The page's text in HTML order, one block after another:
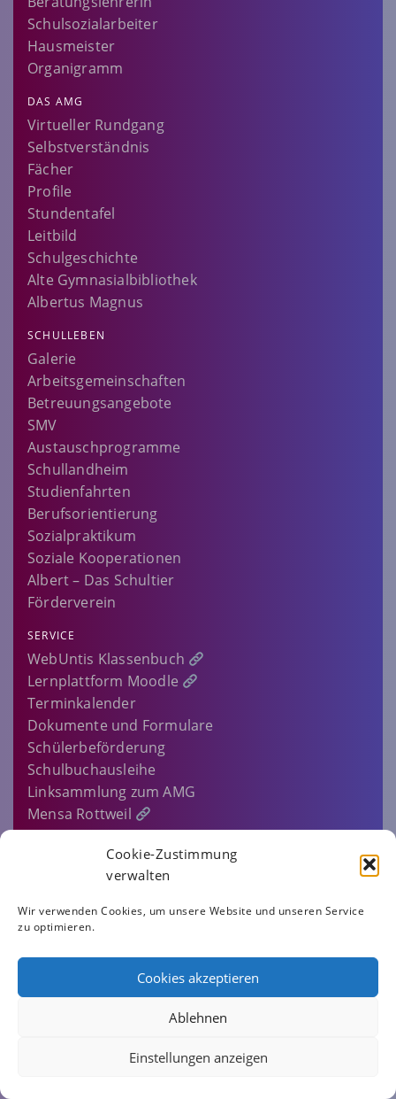
Cookie-Zustimmung
verwalten
Wir verwenden Cookies, um unsere Website und unseren Service
zu optimieren.
Cookies akzeptieren
Ablehnen
Einstellungen anzeigen
Schulsozialarbeiter
Hausmeister
Organigramm
DAS AMG
Virtueller Rundgang
Selbstverständnis
Fächer
Profile
Stundentafel
Leitbild
Schulgeschichte
Alte Gymnasialbibliothek
Albertus Magnus
SCHULLEBEN
Galerie
Arbeitsgemeinschaften
Betreuungsangebote
SMV
Austauschprogramme
Schullandheim
Studienfahrten
Berufsorientierung
Sozialpraktikum
Soziale Kooperationen
Albert – Das Schultier
Förderverein
SERVICE
WebUntis Klassenbuch
Lernplattform Moodle
Terminkalender
Dokumente und Formulare
Schülerbeförderung
Schulbuchausleihe
Linksammlung zum AMG
Mensa Rottweil
Sitemap
IMPRESSUM
DATENSCHUTZERKLÄRUNG
COOKIE-RICHTLINIE (EU)